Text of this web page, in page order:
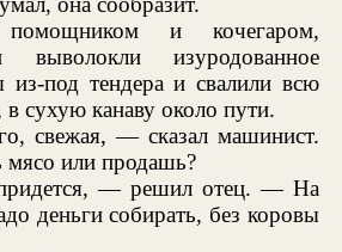
и кочегаром,
выволокли изуродованное
из-под тендера и свалили всю
сухую канаву около пути.
свежая, — сказал машинист.
или продашь?
— решил отец. — На
деньги собирать, без коровы